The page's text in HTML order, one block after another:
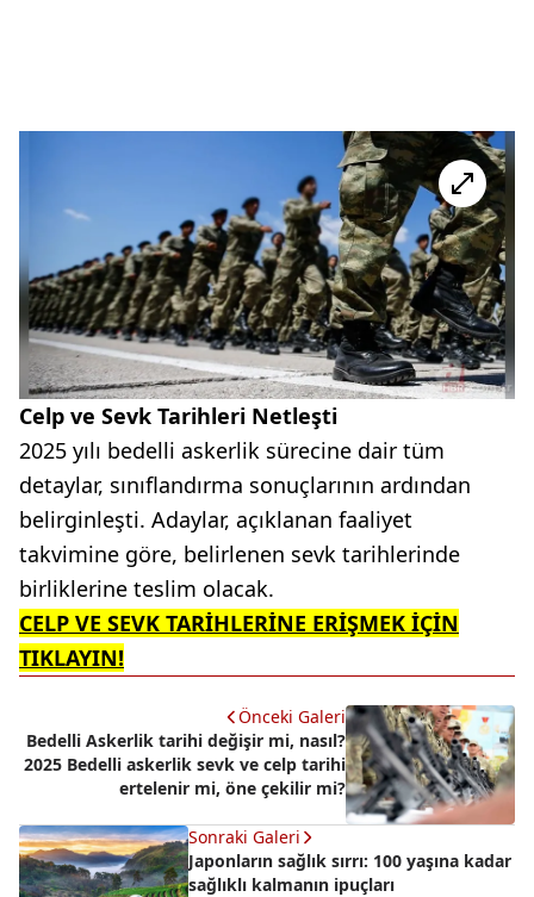
Celp ve Sevk Tarihleri Netleşti
2025 yılı bedelli askerlik sürecine dair tüm
detaylar, sınıflandırma sonuçlarının ardından
belirginleşti. Adaylar, açıklanan faaliyet
takvimine göre, belirlenen sevk tarihlerinde
birliklerine teslim olacak.
CELP VE SEVK TARİHLERİNE ERİŞMEK İÇİN
TIKLAYIN!
Önceki Galeri
Bedelli Askerlik tarihi değişir mi, nasıl?
2025 Bedelli askerlik sevk ve celp tarihi
ertelenir mi, öne çekilir mi?
Sonraki Galeri
Japonların sağlık sırrı: 100 yaşına kadar
sağlıklı kalmanın ipuçları